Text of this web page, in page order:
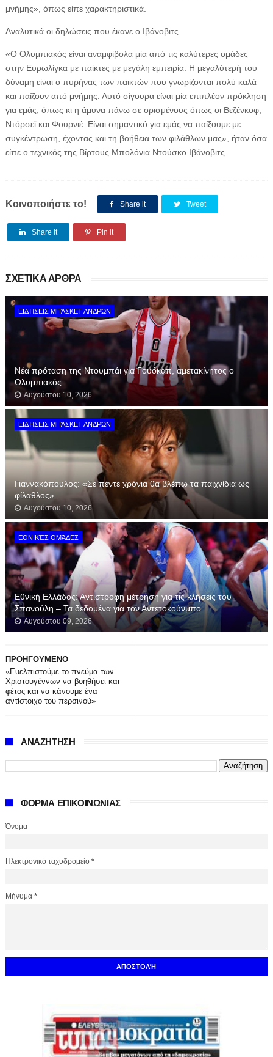
μνήμης», όπως είπε χαρακτηριστικά.
Αναλυτικά οι δηλώσεις που έκανε ο Ιβάνοβιτς
«Ο Ολυμπιακός είναι αναμφίβολα μία από τις καλύτερες ομάδες
στην Ευρωλίγκα με παίκτες με μεγάλη εμπειρία. Η μεγαλύτερή του
δύναμη είναι ο πυρήνας των παικτών που γνωρίζονται πολύ καλά
και παίζουν από μνήμης. Αυτό σίγουρα είναι μία επιπλέον πρόκληση
για εμάς, όπως κι η άμυνα πάνω σε ορισμένους όπως οι Βεζένκοφ,
Ντόρσεϊ και Φουρνιέ. Είναι σημαντικό για εμάς να παίξουμε με
συγκέντρωση, έχοντας και τη βοήθεια των φιλάθλων μας», ήταν όσα
είπε ο τεχνικός της Βίρτους Μπολόνια Ντούσκο Ιβάνοβιτς.
Κοινοποιήστε το! Share it Tweet
Share it Pin it
ΣΧΕΤΙΚΑ ΑΡΘΡΑ
ΕΙΔΉΣΕΙΣ ΜΠΆΣΚΕΤ ΑΝΔΡΏΝ
Νέα πρόταση της Ντουμπάι για Γουόκαπ, αμετακίνητος ο
Ολυμπιακός
Αυγούστου 10, 2026
ΕΙΔΉΣΕΙΣ ΜΠΆΣΚΕΤ ΑΝΔΡΏΝ
Γιαννακόπουλος: «Σε πέντε χρόνια θα βλέπω τα παιχνίδια ως
φίλαθλος»
Αυγούστου 10, 2026
ΕΘΝΙΚΈΣ ΟΜΆΔΕΣ
Εθνική Ελλάδος: Αντίστροφη μέτρηση για τις κλήσεις του
Σπανούλη – Τα δεδομένα για τον Αντετοκούνμπο
Αυγούστου 09, 2026
ΠΡΟΗΓΟΥΜΕΝΟ
«Ευελπιστούμε το πνεύμα των
Χριστουγέννων να βοηθήσει και
φέτος και να κάνουμε ένα
αντίστοιχο του περσινού»
ΑΝΑΖΗΤΗΣΗ
ΦΟΡΜΑ ΕΠΙΚΟΙΝΩΝΙΑΣ
Όνομα
Ηλεκτρονικό ταχυδρομείο *
Μήνυμα *